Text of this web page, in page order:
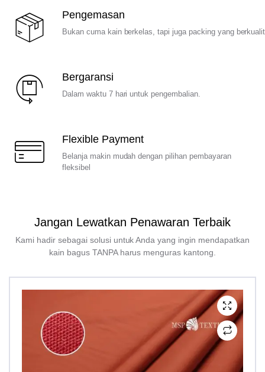
Pengemasan
Bukan cuma kain berkelas, tapi juga packing yang
Bergaransi
Dalam waktu 7 hari untuk pengembalian.
Flexible Payment
Belanja makin mudah dengan pilihan pembayaran
fleksibel
Jangan Lewatkan Penawaran Terbaik
Kami hadir sebagai solusi untuk Anda yang ingin mendapatkan
kain bagus TANPA harus menguras kantong.